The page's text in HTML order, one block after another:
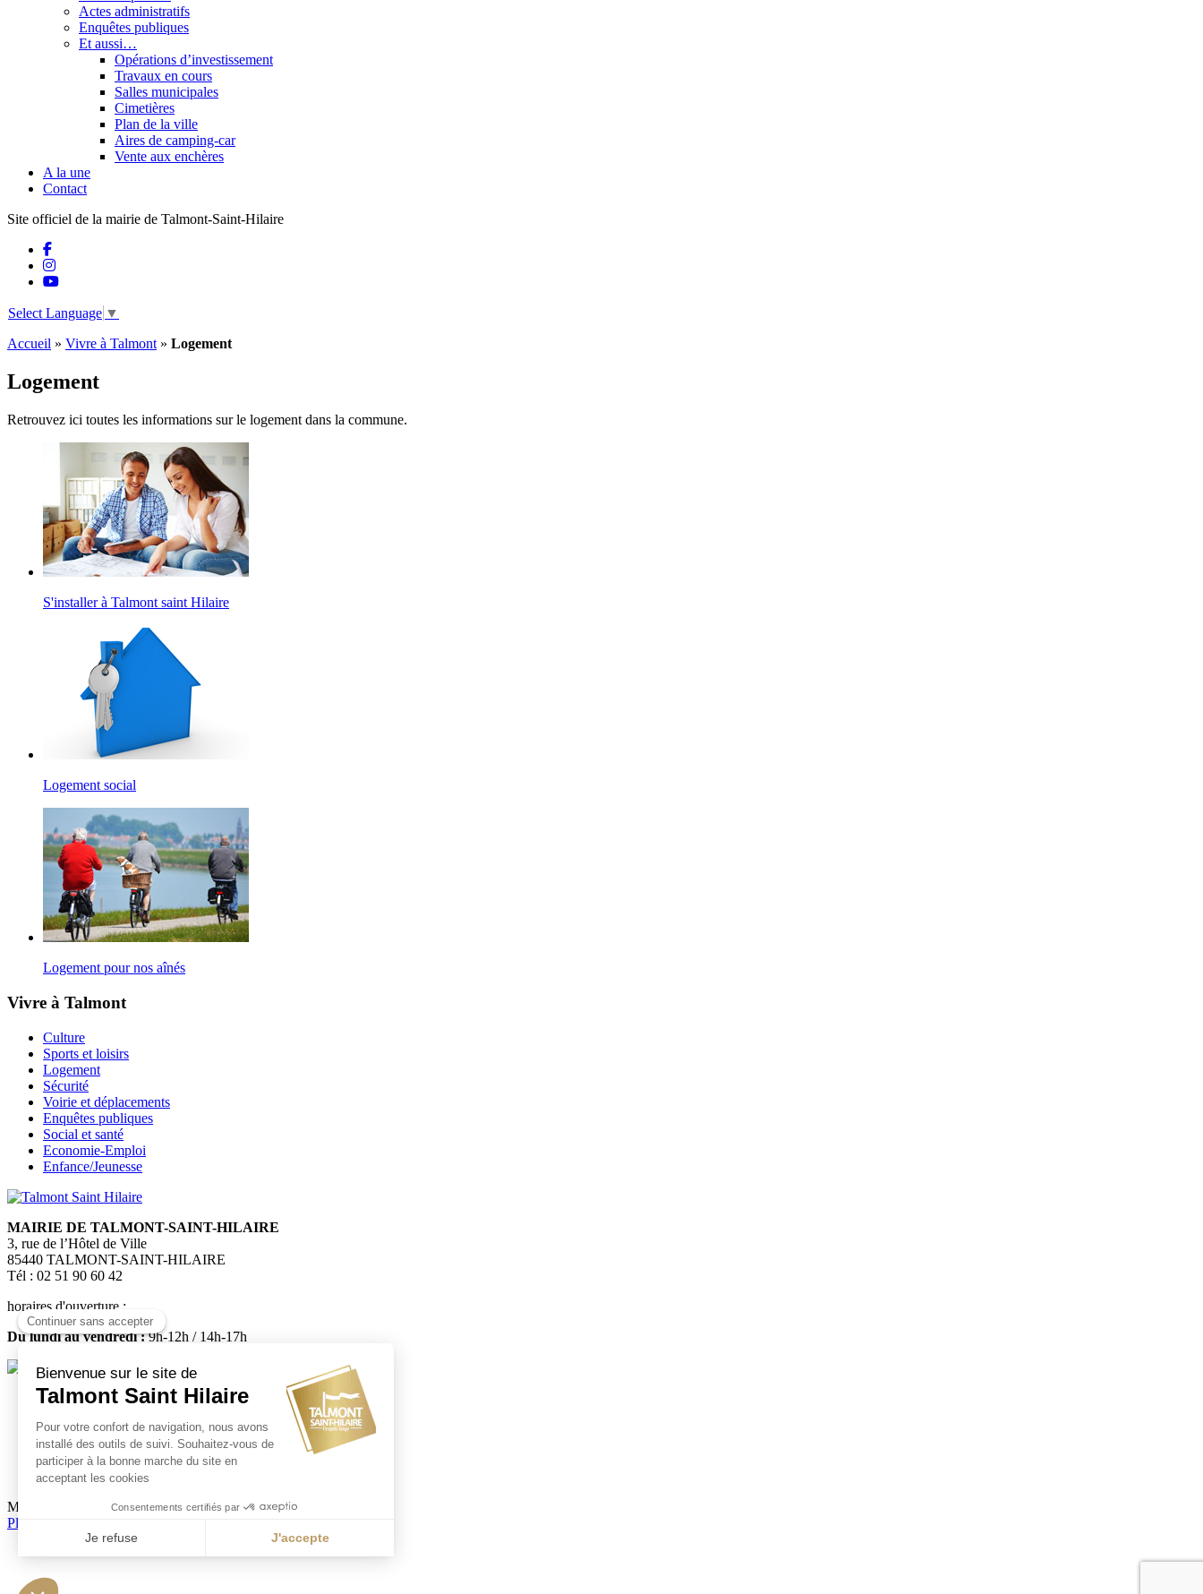
Actes administratifs
Enquêtes publiques
Et aussi…
Opérations d’investissement
Travaux en cours
Salles municipales
Cimetières
Plan de la ville
Aires de camping-car
Vente aux enchères
A la une
Contact
Site officiel de la mairie de Talmont-Saint-Hilaire
Select Language ▼
Accueil » Vivre à Talmont » Logement
Logement
Retrouvez ici toutes les informations sur le logement dans la commune.
S'installer à Talmont saint Hilaire
Logement social
Logement pour nos aînés
Vivre à Talmont
Culture
Sports et loisirs
Logement
Sécurité
Voirie et déplacements
Enquêtes publiques
Social et santé
Economie-Emploi
Enfance/Jeunesse
MAIRIE DE TALMONT-SAINT-HILAIRE
3, rue de l’Hôtel de Ville
85440 TALMONT-SAINT-HILAIRE
Tél : 02 51 90 60 42
horaires d'ouverture :
Du lundi au vendredi :9h-12h / 14h-17h
Mairie de Talmont Saint Hilaire - Tous droits réservés - 2024
Plan de site